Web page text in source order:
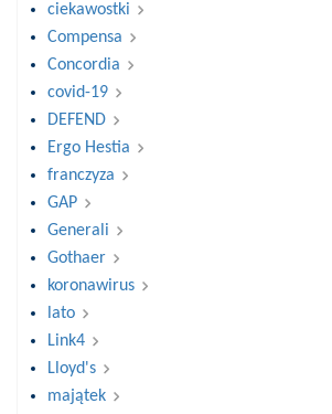
ciekawostki
Compensa
Concordia
covid-19
DEFEND
Ergo Hestia
franczyza
GAP
Generali
Gothaer
koronawirus
lato
Link4
Lloyd's
majątek